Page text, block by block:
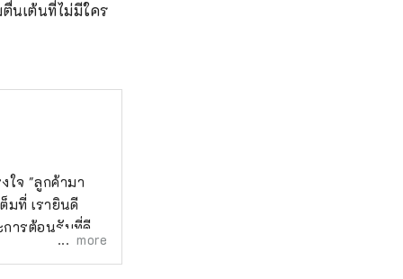
นเต้นที่ไม่มีใคร
ใจ "ลูกค้ามา
ที่ เรายินดี
ารต้อนรับที่ดี
more